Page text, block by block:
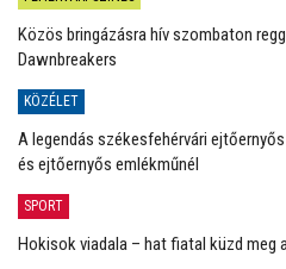
Közös bringázásra hív szombaton
Dawnbreakers
KÖZÉLET
A legendás székesfehérvári
és ejtőernyős emlékműnél
SPORT
Hokisok viadala – hat fiatal küzd meg